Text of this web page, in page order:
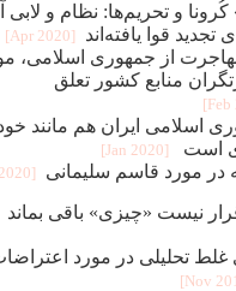
کُرونا و تحریم‌ها: نظام و لابی
قوا یافته‌اند
[2020 Apr]
از جمهوری اسلامی،
منابع کشور تعلق
اسلامی ایران هم مانند
است
[2020 Jan]
در مورد قاسم سلیمانی
نیست «چیزی» باقی بماند
تحلیلی در مورد